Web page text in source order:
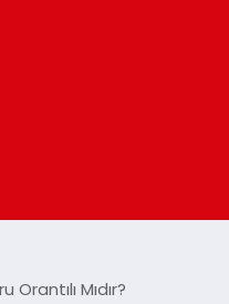
Mıdır?